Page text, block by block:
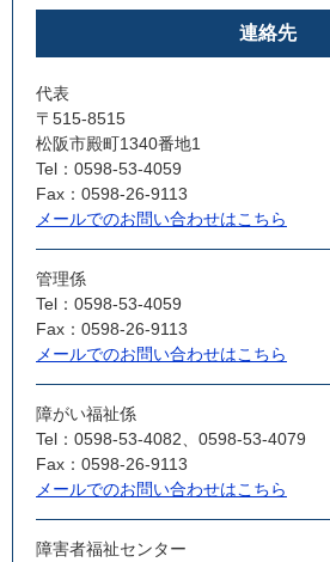
連絡先
代表
〒515-8515
松阪市殿町1340番地1
Tel：0598-53-4059
Fax：0598-26-9113
メールでのお問い合わせはこちら
管理係
Tel：0598-53-4059
Fax：0598-26-9113
メールでのお問い合わせはこちら
障がい福祉係
Tel：0598-53-4082、0598-53-4079
Fax：0598-26-9113
メールでのお問い合わせはこちら
障害者福祉センター